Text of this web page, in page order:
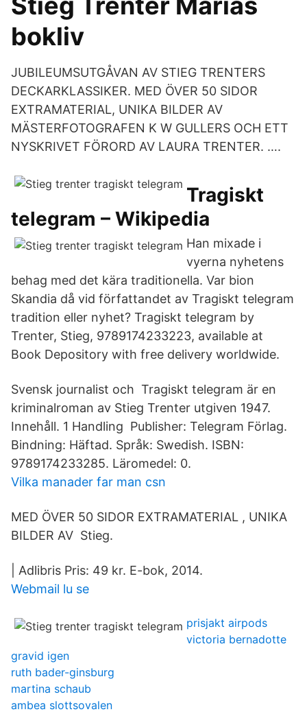
bokliv
JUBILEUMSUTGÅVAN AV STIEG TRENTERS
DECKARKLASSIKER. MED ÖVER 50 SIDOR
EXTRAMATERIAL, UNIKA BILDER AV
MÄSTERFOTOGRAFEN K W GULLERS OCH ETT
NYSKRIVET FÖRORD AV LAURA TRENTER. ….
Tragiskt
telegram – Wikipedia
Han mixade i
vyerna nyhetens
behag med det kära traditionella. Var bion
Skandia då vid författandet av Tragiskt telegram
tradition eller nyhet? Tragiskt telegram by
Trenter, Stieg, 9789174233223, available at
Book Depository with free delivery worldwide.
Svensk journalist och Tragiskt telegram är en
kriminalroman av Stieg Trenter utgiven 1947.
Innehåll. 1 Handling Publisher: Telegram Förlag.
Bindning: Häftad. Språk: Swedish. ISBN:
9789174233285. Läromedel: 0.
Vilka manader far man csn
MED ÖVER 50 SIDOR EXTRAMATERIAL , UNIKA
BILDER AV Stieg.
| Adlibris Pris: 49 kr. E-bok, 2014.
Webmail lu se
prisjakt airpods
victoria bernadotte
gravid igen
ruth bader-ginsburg
martina schaub
ambea slottsovalen